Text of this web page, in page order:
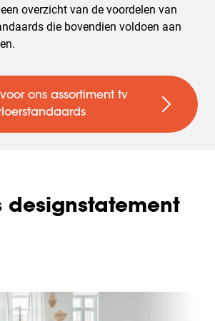
overzicht van de voordelen van
die bovendien voldoen aan
ons assortiment tv
designstatement